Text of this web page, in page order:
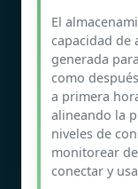
El
capacidad de
generada
como
a primera
alineando la
niveles de
monitorear
conectar y